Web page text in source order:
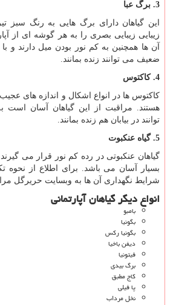
3. برگ عبا
این گیاهان دارای برگ هایی به رنگ سبز
زیبایی زیبایی بصری را به هر گوشه ای از
آن ها همچنین به کم نور بودن میل دارند و
ضعیف می توانند زنده بمانند.
4. کاکتوس
کاکتوس ها در انواع اشکال و اندازه های
هستند. مراقبت از این گیاهان آسان
توانند در بیابان هم زنده بمانند.
5. گیاه عنکبوت
گیاهان عنکبوتی در رده کم نور قرار می گیرند
بسیار آسان می باشد. برای اطلاع از نحوه
شرایط نگهداری آن ها به وبسایت حریرگل
انواع دیگر گیاهان آپارتمانی
بامبو
بگونیا
بگونیا رکس
دیفن باخیا
فیتونیا
برگ بیدی
کاج مطبق
پا فیلی
نخل مرداب